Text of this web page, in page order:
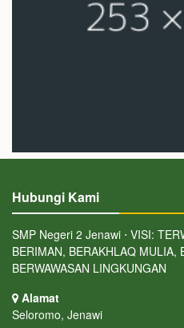
Hubungi Kami
SMP Negeri 2 Jenawi ⋅ VISI:
BERIMAN, BERAKHLAQ MULIA,
BERWAWASAN LINGKUNGAN
Alamat
Seloromo, Jenawi